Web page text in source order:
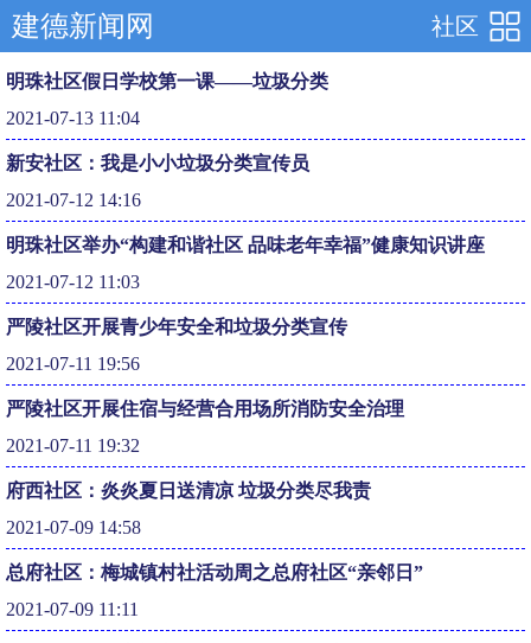
社区
建德新闻网
明珠社区假日学校第一课——垃圾分类
2021-07-13 11:04
新安社区：我是小小垃圾分类宣传员
2021-07-12 14:16
明珠社区举办“构建和谐社区 品味老年幸福”健康知识讲座
2021-07-12 11:03
严陵社区开展青少年安全和垃圾分类宣传
2021-07-11 19:56
严陵社区开展住宿与经营合用场所消防安全治理
2021-07-11 19:32
府西社区：炎炎夏日送清凉 垃圾分类尽我责
2021-07-09 14:58
总府社区：梅城镇村社活动周之总府社区“亲邻日”
2021-07-09 11:11